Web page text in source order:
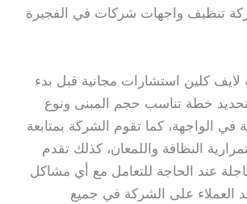
تنظيف واجهات شركات في الفجيرة
لايف كلين استشارات مجانية قبل بدء
خطة تناسب حجم المبنى ونوع
في الواجهة، كما تقوم الشركة بمتابعة
النظافة واللمعان، كذلك تقدم
عند الحاجة للتعامل مع أي مشاكل
العملاء على الشركة في جميع